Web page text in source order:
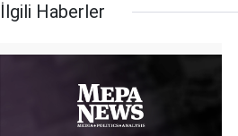
İlgili Haberler